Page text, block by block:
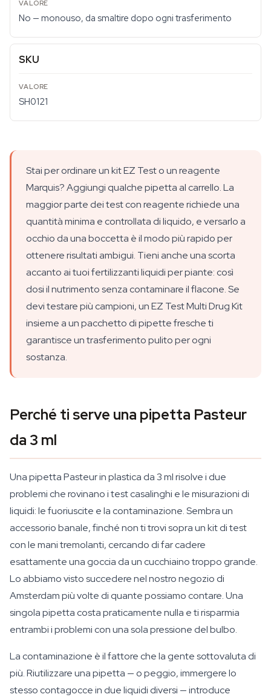
No — monouso, da smaltire dopo ogni trasferimento
SKU
SH0121
Stai per ordinare un kit EZ Test o un reagente
Marquis? Aggiungi qualche pipetta al carrello. La
maggior parte dei test con reagente richiede una
quantità minima e controllata di liquido, e versarlo a
occhio da una boccetta è il modo più rapido per
ottenere risultati ambigui. Tieni anche una scorta
accanto ai tuoi fertilizzanti liquidi per piante: così
dosi il nutrimento senza contaminare il flacone. Se
devi testare più campioni, un EZ Test Multi Drug Kit
insieme a un pacchetto di pipette fresche ti
garantisce un trasferimento pulito per ogni
sostanza.
Perché ti serve una pipetta Pasteur
da 3 ml
Una pipetta Pasteur in plastica da 3 ml risolve i due
problemi che rovinano i test casalinghi e le misurazioni di
liquidi: le fuoriuscite e la contaminazione. Sembra un
accessorio banale, finché non ti trovi sopra un kit di test
con le mani tremolanti, cercando di far cadere
esattamente una goccia da un cucchiaino troppo grande.
Lo abbiamo visto succedere nel nostro negozio di
Amsterdam più volte di quante possiamo contare. Una
singola pipetta costa praticamente nulla e ti risparmia
entrambi i problemi con una sola pressione del bulbo.
La contaminazione è il fattore che la gente sottovaluta di
più. Riutilizzare una pipetta — o peggio, immergere lo
stesso contagocce in due liquidi diversi — introduce